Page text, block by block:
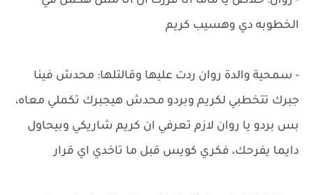
الخطوبه دي وهسيب كريم
- سمحية والدة روان ردت عليها وقالتلها: محدش فينا
جبرك تتخطبي لكريم وبردو محدش هيجبرك تكملي معاه،
بس بردو يا روان لازم تعرفي ان كريم شاريكي وبيحاول
دايما يفرحك، فكري كويس قبل ما تاخدي اي قرار